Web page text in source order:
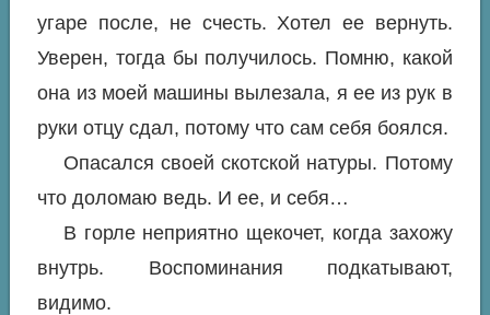
угаре после, не счесть. Хотел ее вернуть.
Уверен, тогда бы получилось. Помню, какой
она из моей машины вылезала, я ее из рук в
руки отцу сдал, потому что сам себя боялся.
Опасался своей скотской натуры. Потому
что доломаю ведь. И ее, и себя…
В горле неприятно щекочет, когда захожу
внутрь. Воспоминания подкатывают,
видимо.